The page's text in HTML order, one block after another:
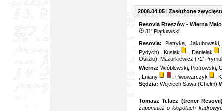
2008.04.05 | Zasłużone
Resovia Rzeszów - Wierna
31' Piątkowski
Resovia: Pietryka, Jakubowski,
Pydych), Kusiak
, Danielak
Oślizło), Mazurkiewicz (72'
Wierna: Wróblewski, Piotrowski,
, Lniany
, Piwowarczyk
,
Sędzia: Wojciech Sawa (Chełm)
Tomasz Tułacz (trener
zapomnieli o kłopotach